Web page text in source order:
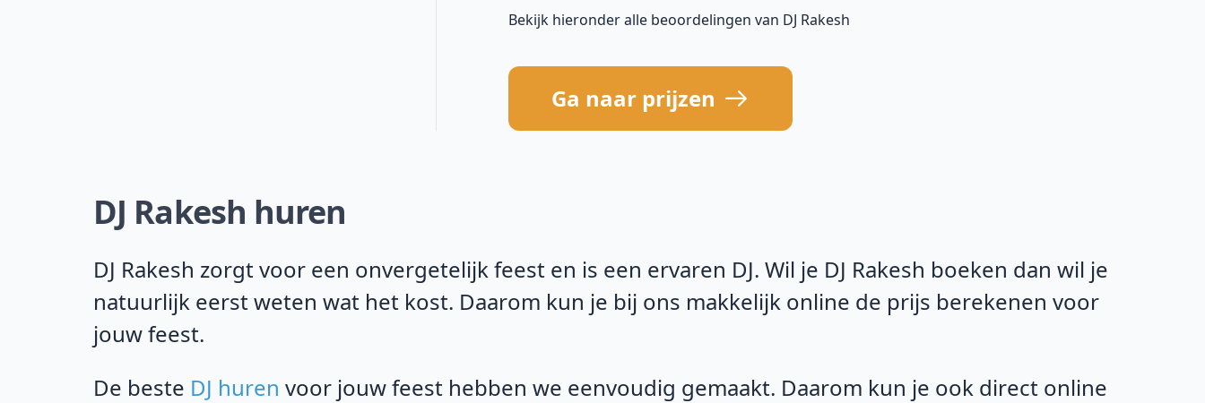
Bekijk hieronder alle beoordelingen van DJ Rakesh
Ga naar prijzen
DJ Rakesh huren
DJ Rakesh zorgt voor een onvergetelijk feest en is een ervaren DJ. Wil je DJ Rakesh boeken dan wil je
natuurlijk eerst weten wat het kost. Daarom kun je bij ons makkelijk online de prijs berekenen voor
jouw feest.
De beste DJ huren voor jouw feest hebben we eenvoudig gemaakt. Daarom kun je ook direct online